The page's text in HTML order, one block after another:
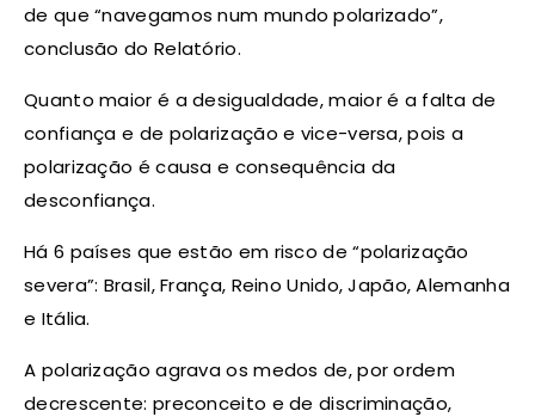
de que “navegamos num mundo polarizado”,
conclusão do Relatório.
Quanto maior é a desigualdade, maior é a falta de
confiança e de polarização e vice-versa, pois a
polarização é causa e consequência da
desconfiança.
Há 6 países que estão em risco de “polarização
severa”: Brasil, França, Reino Unido, Japão, Alemanha
e Itália.
A polarização agrava os medos de, por ordem
decrescente: preconceito e de discriminação,